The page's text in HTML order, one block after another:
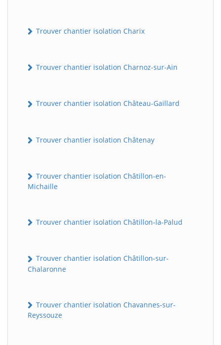
Trouver chantier isolation Charix
Trouver chantier isolation Charnoz-sur-Ain
Trouver chantier isolation Château-Gaillard
Trouver chantier isolation Châtenay
Trouver chantier isolation Châtillon-en-
Michaille
Trouver chantier isolation Châtillon-la-Palud
Trouver chantier isolation Châtillon-sur-
Chalaronne
Trouver chantier isolation Chavannes-sur-
Reyssouze